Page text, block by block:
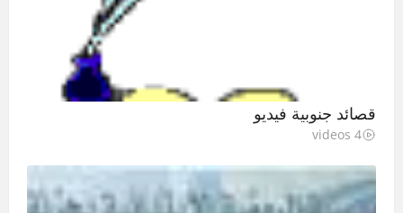
قصائد جنوبية فيديو
4 videos